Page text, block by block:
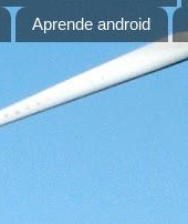
Aprende android